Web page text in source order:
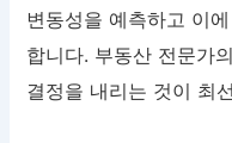
변동성을 예측하고 이
합니다. 부동산 전문가
결정을 내리는 것이 최